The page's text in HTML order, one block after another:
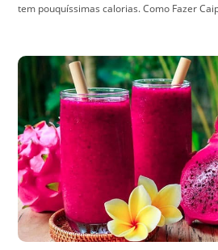
tem pouquíssimas calorias. Como Fazer